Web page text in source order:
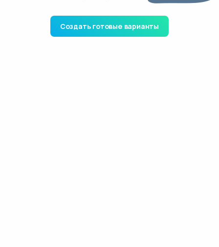
Создать готовые варианты